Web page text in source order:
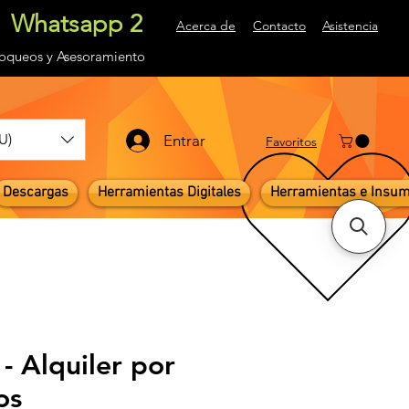
Whatsapp 2 Acerca de Contacto Asistencia
y Asesoramiento
Entrar Favoritos
Descargas Herramientas Digitales Herramientas e
- Alquiler por